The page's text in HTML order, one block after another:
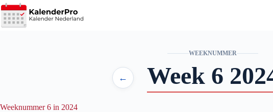
Ga
naar
de
WEEKNUMMER
← Week 6
Weeknummer 6 in 2024